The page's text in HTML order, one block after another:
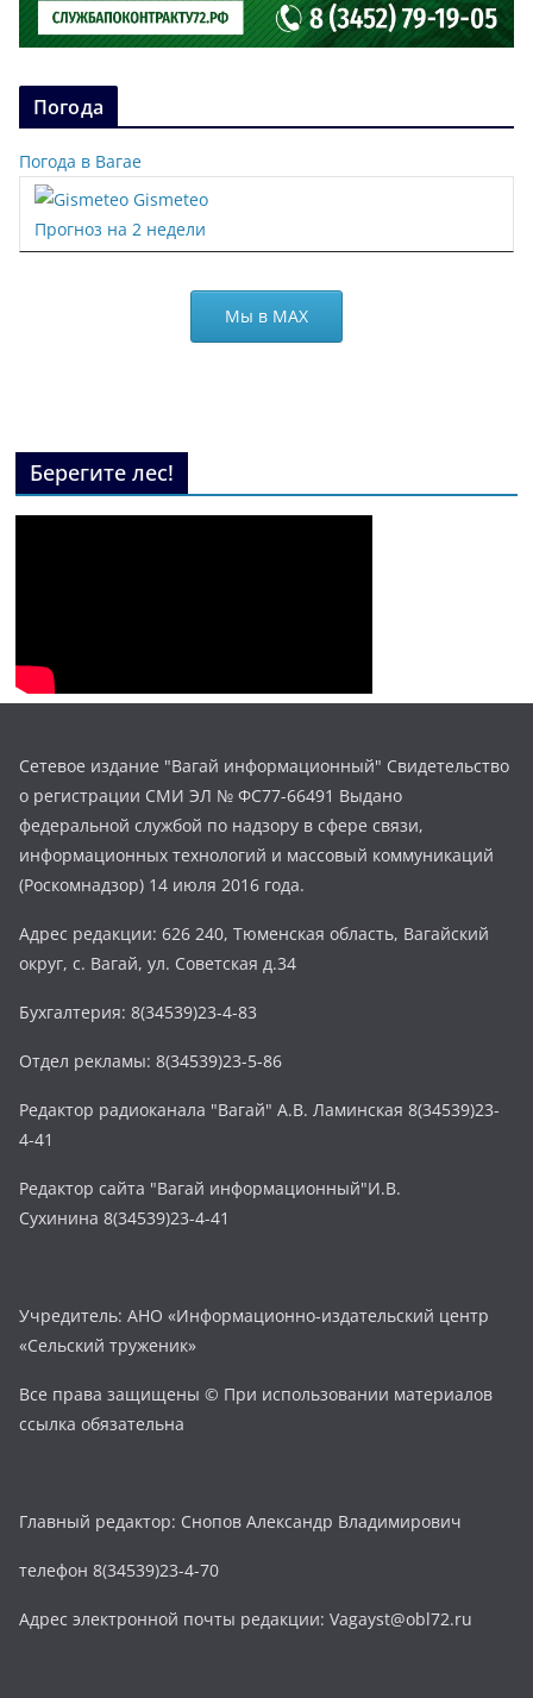
Погода
Погода в Вагае
Gismeteo
Прогноз на 2 недели
Мы в МАХ
Берегите лес!
Сетевое издание "Вагай информационный" Свидетельство
о регистрации СМИ ЭЛ № ФС77-66491 Выдано
федеральной службой по надзору в сфере связи,
информационных технологий и массовый коммуникаций
(Роскомнадзор) 14 июля 2016 года.
Адрес редакции: 626 240, Тюменская область, Вагайский
округ, с. Вагай, ул. Советская д.34
Бухгалтерия: 8(34539)23-4-83
Отдел рекламы: 8(34539)23-5-86
Редактор радиоканала "Вагай" А.В. Ламинская 8(34539)23-
4-41
Редактор сайта "Вагай информационный"И.В.
Сухинина 8(34539)23-4-41
Учредитель: АНО «Информационно-издательский центр
«Сельский труженик»
Все права защищены © При использовании материалов
ссылка обязательна
Главный редактор: Снопов Александр Владимирович
телефон 8(34539)23-4-70
Адрес электронной почты редакции: Vagayst@obl72.ru